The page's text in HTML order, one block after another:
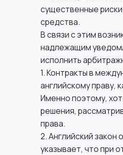
существенные
средства.
В связи с этим
надлежащим
исполнить
1. Контракты в
английскому праву,
Именно поэтому,
решения,
права.
2. Английский
указывает, что при